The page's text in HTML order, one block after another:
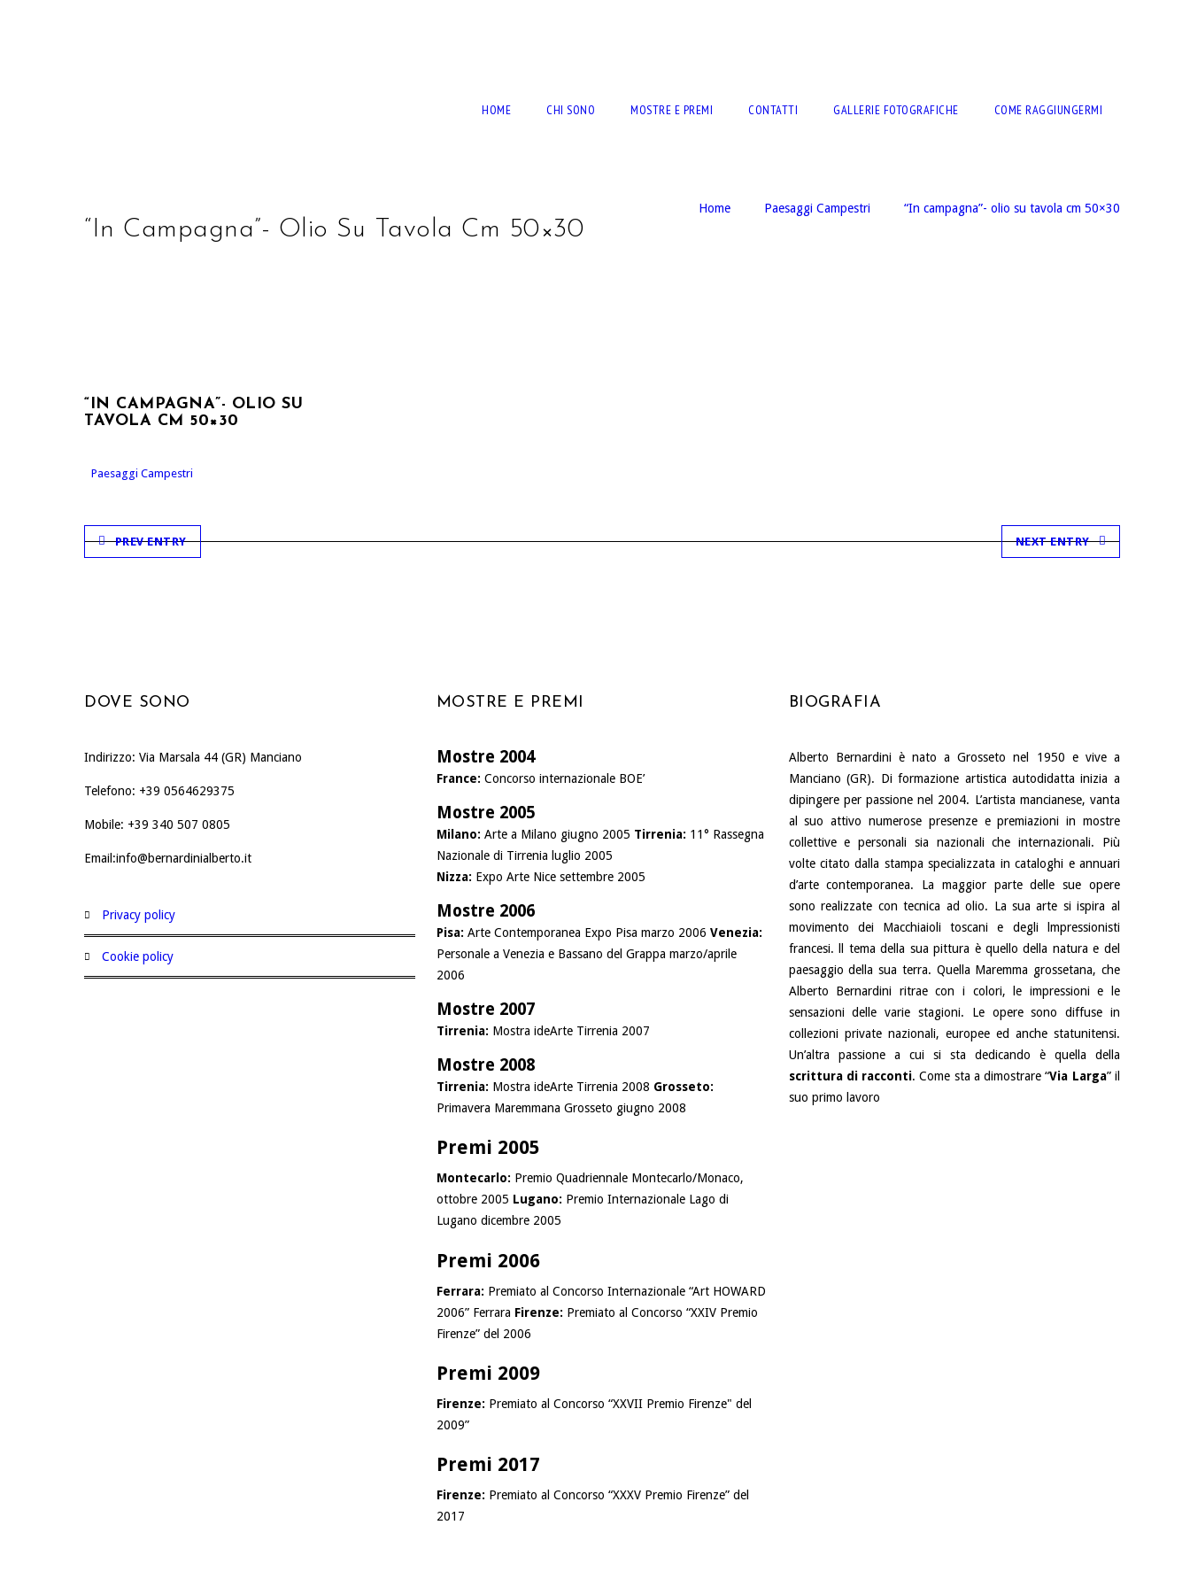
HOME CHI SONO MOSTRE E PREMI CONTATTI GALLERIE FOTOGRAFICHE COME RAGGIUNGERMI
“In Campagna”- Olio Su Tavola Cm 50×30
Home Paesaggi Campestri “In campagna”- olio su tavola cm 50×30
“IN CAMPAGNA”- OLIO SU
TAVOLA CM 50×30
Paesaggi Campestri
PREV ENTRY NEXT ENTRY
DOVE SONO
Indirizzo: Via Marsala 44 (GR) Manciano
Telefono: +39 0564629375
Mobile: +39 340 507 0805
Email:info@bernardinialberto.it
privacy policy
cookie policy
MOSTRE E PREMI
Mostre 2004
France: Concorso internazionale BOE’
Mostre 2005
Milano: Arte a Milano giugno 2005 Tirrenia: 11° Rassegna
Nazionale di Tirrenia luglio 2005
Nizza: Expo Arte Nice settembre 2005
Mostre 2006
Pisa: Arte Contemporanea Expo Pisa marzo 2006 Venezia:
Personale a Venezia e Bassano del Grappa marzo/aprile
2006
Mostre 2007
Tirrenia: Mostra ideArte Tirrenia 2007
Mostre 2008
Tirrenia: Mostra ideArte Tirrenia 2008 Grosseto:
Primavera Maremmana Grosseto giugno 2008
Premi 2005
Montecarlo: Premio Quadriennale Montecarlo/Monaco,
ottobre 2005 Lugano: Premio Internazionale Lago di
Lugano dicembre 2005
Premi 2006
Ferrara: Premiato al Concorso Internazionale “Art HOWARD
2006” Ferrara Firenze: Premiato al Concorso “XXIV Premio
Firenze” del 2006
Premi 2009
Firenze: Premiato al Concorso “XXVII Premio Firenze" del
2009”
Premi 2017
Firenze: Premiato al Concorso “XXXV Premio Firenze” del
2017
BIOGRAFIA
Alberto Bernardini è nato a Grosseto nel 1950 e vive a
Manciano (GR). Di formazione artistica autodidatta inizia a
dipingere per passione nel 2004. L’artista mancianese, vanta
al suo attivo numerose presenze e premiazioni in mostre
collettive e personali sia nazionali che internazionali. Più
volte citato dalla stampa specializzata in cataloghi e annuari
d’arte contemporanea. La maggior parte delle sue opere
sono realizzate con tecnica ad olio. La sua arte si ispira al
movimento dei Macchiaioli toscani e degli lmpressionisti
francesi. ll tema della sua pittura è quello della natura e del
paesaggio della sua terra. Quella Maremma grossetana, che
Alberto Bernardini ritrae con i colori, le impressioni e le
sensazioni delle varie stagioni. Le opere sono diffuse in
collezioni private nazionali, europee ed anche statunitensi.
Un’altra passione a cui si sta dedicando è quella della
scrittura di racconti. Come sta a dimostrare “Via Larga” il
suo primo lavoro